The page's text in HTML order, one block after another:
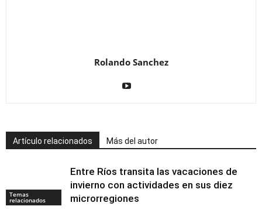
Rolando Sanchez
Artículo relacionados Más del autor
Temas
relacionados
Entre Ríos transita las vacaciones de
invierno con actividades en sus diez
microrregiones